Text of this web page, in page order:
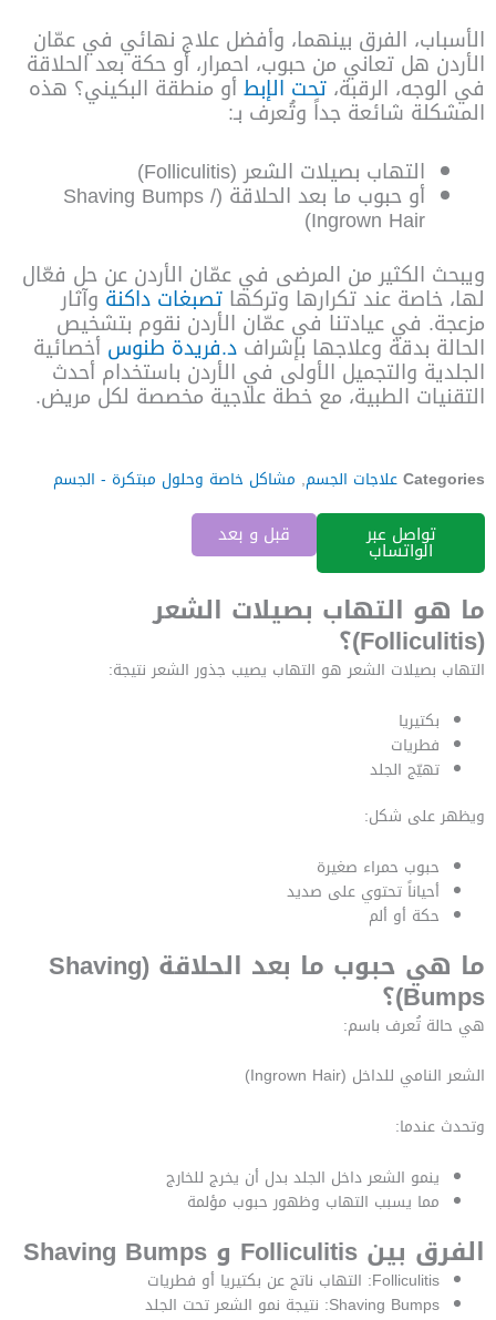
الأسباب، الفرق بينهما، وأفضل علاج نهائي في عمّان
الأردن هل تعاني من حبوب، احمرار، أو حكة بعد الحلاقة
في الوجه، الرقبة، تحت الإبط أو منطقة البكيني؟ هذه
المشكلة شائعة جداً وتُعرف بـ:
التهاب بصيلات الشعر (Folliculitis)
أو حبوب ما بعد الحلاقة (Shaving Bumps /
Ingrown Hair)
ويبحث الكثير من المرضى في عمّان الأردن عن حل فعّال
لها، خاصة عند تكرارها وتركها تصبغات داكنة وآثار
مزعجة. في عيادتنا في عمّان الأردن نقوم بتشخيص
الحالة بدقة وعلاجها بإشراف د.فريدة طنوس أخصائية
الجلدية والتجميل الأولى في الأردن باستخدام أحدث
التقنيات الطبية، مع خطة علاجية مخصصة لكل مريض.
Categoriesعلاجات الجسم, مشاكل خاصة وحلول مبتكرة - الجسم
تواصل عبر
الواتساب
قبل و بعد
ما هو التهاب بصيلات الشعر
(Folliculitis)؟
التهاب بصيلات الشعر هو التهاب يصيب جذور الشعر نتيجة:
بكتيريا
فطريات
تهيّج الجلد
ويظهر على شكل:
حبوب حمراء صغيرة
أحياناً تحتوي على صديد
حكة أو ألم
ما هي حبوب ما بعد الحلاقة (Shaving
Bumps)؟
هي حالة تُعرف باسم:
الشعر النامي للداخل (Ingrown Hair)
وتحدث عندما:
ينمو الشعر داخل الجلد بدل أن يخرج للخارج
مما يسبب التهاب وظهور حبوب مؤلمة
الفرق بين Folliculitis و Shaving Bumps
Folliculitis: التهاب ناتج عن بكتيريا أو فطريات
Shaving Bumps: نتيجة نمو الشعر تحت الجلد